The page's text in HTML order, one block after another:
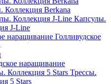
Коллекция Berkana
Капсулы.
J-Line
Голливудское
наращивание
Трессы.
5 Stars